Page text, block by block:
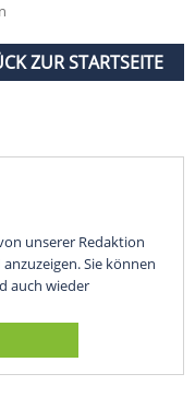
ZUR STARTSEITE
unserer Redaktion
Sie können
auch wieder